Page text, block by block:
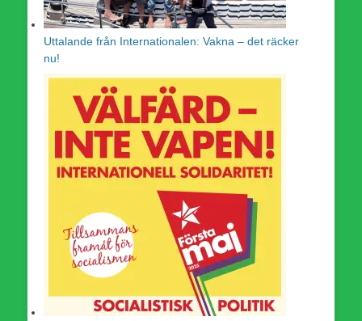
Uttalande från Internationalen: Vakna – det räcker
nu!